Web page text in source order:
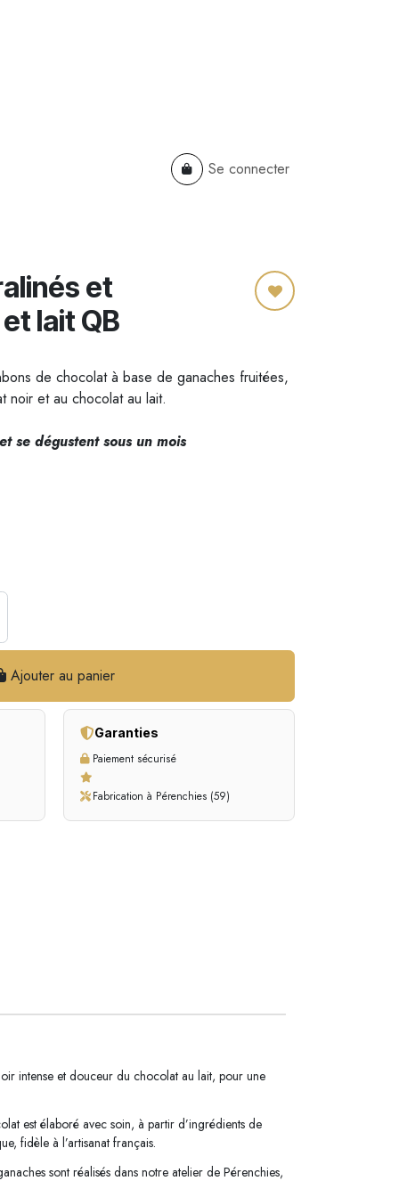
B2B Se connecter
et
lait QB
de chocolat à base de ganaches fruitées,
noir et au chocolat au lait.
se dégustent sous un mois
Ajouter au panier
Garanties
Paiement sécurisé
Fabrication à Pérenchies (59)
intense et douceur du chocolat au lait, pour une
est élaboré avec soin, à partir d’ingrédients de
fidèle à l’artisanat français.
sont réalisés dans notre atelier de Pérenchies,